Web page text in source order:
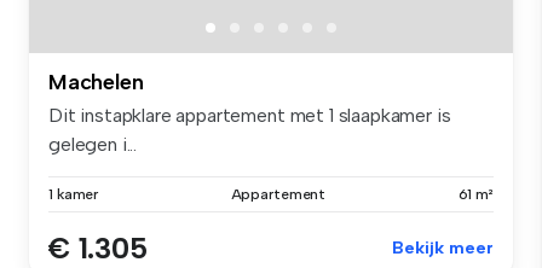
Machelen
Dit instapklare appartement met 1 slaapkamer is
gelegen i...
1 kamer Appartement 61 m²
€ 1.305 Bekijk meer